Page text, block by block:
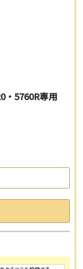
・5760R専用